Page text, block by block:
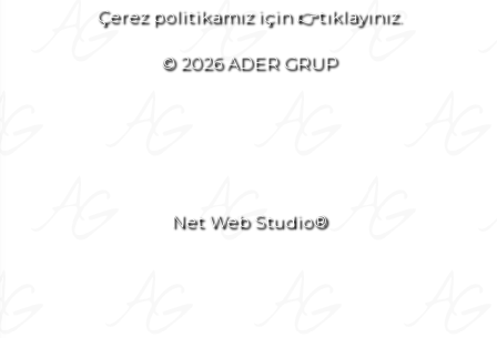
Çerez politikamız için 👉tıklayınız.
© 2026 ADER GRUP
Net Web Studio®